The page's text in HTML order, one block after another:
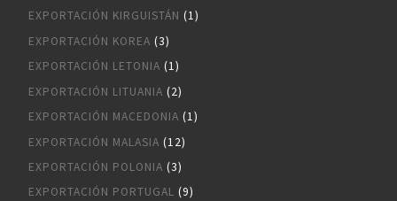
EXPORTACIÓN KIRGUISTÁN (1)
EXPORTACIÓN KOREA (3)
EXPORTACIÓN LETONIA (1)
EXPORTACIÓN LITUANIA (2)
EXPORTACIÓN MACEDONIA (1)
EXPORTACIÓN MALASIA (12)
EXPORTACIÓN POLONIA (3)
EXPORTACIÓN PORTUGAL (9)